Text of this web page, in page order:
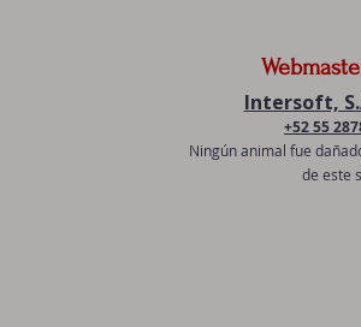
Intersoft,
+52 55
Ningún animal fue
de este